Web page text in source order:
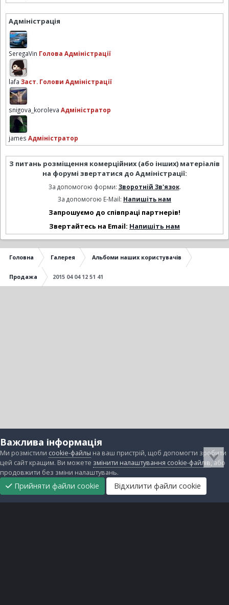
Адміністрація
SeregaVin Голова Адміністрації
lafa Заст. Голови Адміністрації
snigova_koroleva Адміністратор
james Адміністратор
З питань розміщення комерційних (або інших) матеріалів
на форумі звертатися до Адміністрації:
За допомогою форми: Зворотній Зв'язок.
За допомогою E-Mail: Напишіть нам
Запрошуємо до співпраці партнерів!
Звертайтесь на Email: Напишіть нам
Головна Галерея Альбоми наших користувачів
Продажа 2015 04 04 12 51 41
Важлива інформація
Ми розмістили cookie-файлы на ваш пристрій, щоб допомогти зробити
цей сайт кращим. Ви можете змінити налаштування cookie-файлів, або
продовжити без зміни налаштувань.
Прийняти файли cookie Відхилити файли cookie
Головна
Підтримати
нас
Прибрати
рекламу
Завантаження Непрочитані Реєстрація